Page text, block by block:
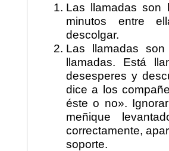
Las llamadas son
minutos entre
descolgar.
Las llamadas
llamadas. Está
desesperes y
dice a los
éste o no».
meñique
correctamente,
soporte.